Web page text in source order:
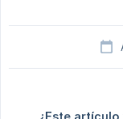
¿Este